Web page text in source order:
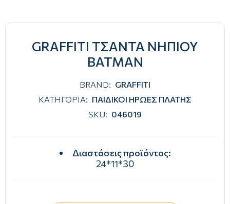
GRAFFITI ΤΣΑΝΤΑ ΝΗΠΙΟΥ
BATMAN
BRAND: GRAFFITI
ΚΑΤΗΓΟΡΙΑ: ΠΑΙΔΙΚΟΙ ΗΡΩΕΣ ΠΛΑΤΗΣ
SKU: 046019
Διαστάσεις προϊόντος:
24*11*30